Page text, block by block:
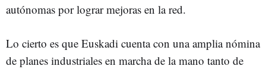
autónomas por lograr mejoras en la red.
Lo cierto es que Euskadi cuenta con una amplia nómina
de planes industriales en marcha de la mano tanto de